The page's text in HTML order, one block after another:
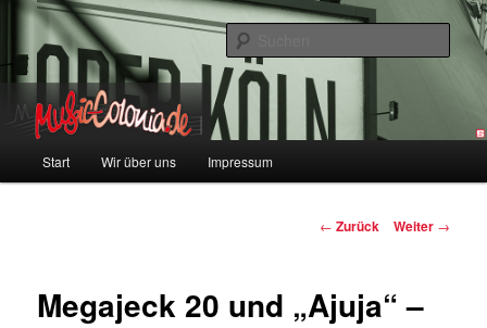
Zum
wechseln
music-colonia
Colonia und Musik!
Start Wir über uns Impressum
Beitragsnavigation
← Zurück Weiter →
Megajeck 20 und „Ajuja“ –